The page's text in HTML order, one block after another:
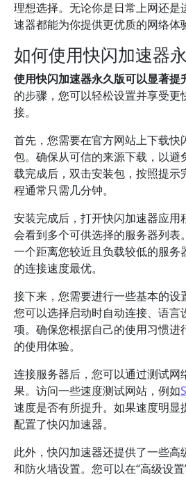
理想选择。无论你是日常上网还是
速器都能为你提供更优质的网络体
如何使用快闪加速器
使用快闪加速器永久版可以显著提
的步骤，您可以轻松设置并享受更
接。
首先，您需要在官方网站上下载快
包。确保从可信的来源下载，以避
载完成后，双击安装包，按照提示
程通常只需几分钟。
安装完成后，打开快闪加速器应用
会看到多个可供选择的服务器列表
一个距离您较近且负载较低的服务
的连接速度最优。
接下来，您需要进行一些基本的设
您可以选择启动时自动连接、语言
项。确保您根据自己的使用习惯进
的使用体验。
连接服务器后，您可以通过测试网
果。访问一些速度测试网站，例如
速度是否有所提升。如果速度明显
配置了快闪加速器。
此外，快闪加速器还提供了一些高
和防火墙设置。您可以在“高级设